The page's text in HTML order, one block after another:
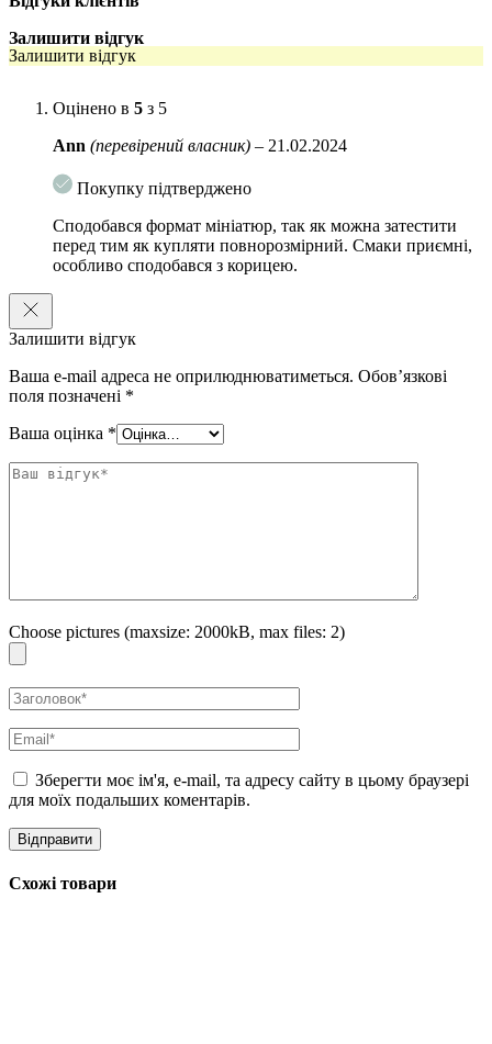
класики та мінімалізму.
Залишити відгук
Залишити відгук
Оцінено в 5 з 5
Ann (перевірений власник) – 21.02.2024
Покупку підтверджено
Сподобався формат мініатюр, так як можна затестити
перед тим як купляти повнорозмірний. Смаки приємні,
особливо сподобався з корицею.
Залишити відгук
Ваша e-mail адреса не оприлюднюватиметься. Обов’язкові
поля позначені *
Ваша оцінка *
Choose pictures (maxsize: 2000kB, max files: 2)
Зберегти моє ім'я, e-mail, та адресу сайту в цьому браузері
для моїх подальших коментарів.
Схожі товари